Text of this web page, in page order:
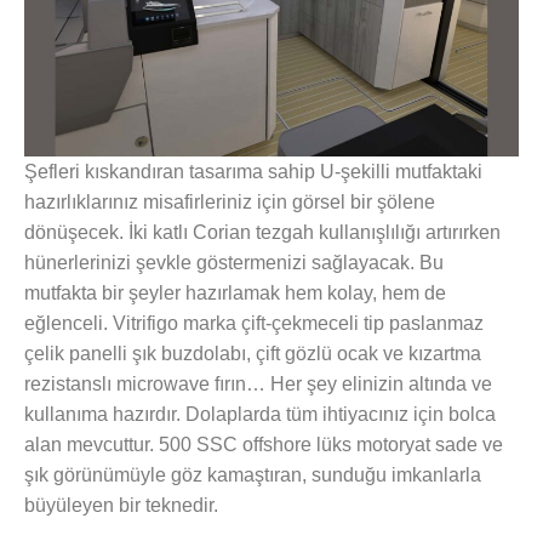
Şefleri kıskandıran tasarıma sahip U-şekilli mutfaktaki
hazırlıklarınız misafirleriniz için görsel bir şölene
dönüşecek. İki katlı Corian tezgah kullanışlılığı artırırken
hünerlerinizi şevkle göstermenizi sağlayacak. Bu
mutfakta bir şeyler hazırlamak hem kolay, hem de
eğlenceli. Vitrifigo marka çift-çekmeceli tip paslanmaz
çelik panelli şık buzdolabı, çift gözlü ocak ve kızartma
rezistanslı microwave fırın… Her şey elinizin altında ve
kullanıma hazırdır. Dolaplarda tüm ihtiyacınız için bolca
alan mevcuttur. 500 SSC offshore lüks motoryat sade ve
şık görünümüyle göz kamaştıran, sunduğu imkanlarla
büyüleyen bir teknedir.